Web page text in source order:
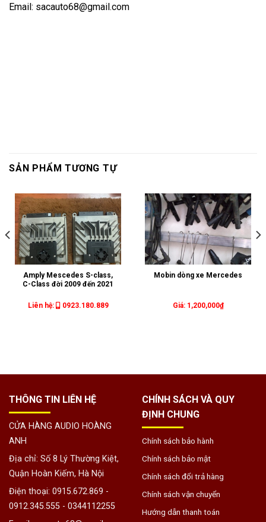
Email: sacauto68@gmail.com
SẢN PHẨM TƯƠNG TỰ
Amply Mescedes S-class,
C-Class đời 2009 đến 2021
Liên hệ: 0923.180.889
Mobin dòng xe Mercedes
1,200,000₫
THÔNG TIN LIÊN HỆ
CỬA HÀNG AUDIO HOÀNG
ANH
Địa chỉ: Số 8 Lý Thường Kiệt,
Quận Hoàn Kiếm, Hà Nội
Điện thoại: 0915.672.869 -
0912.345.555 - 0344112255
CHÍNH SÁCH VÀ QUY
ĐỊNH CHUNG
Chính sách bảo hành
Chính sách bảo mật
Chính sách đổi trả hàng
Chính sách vận chuyển
Hướng dẫn thanh toán